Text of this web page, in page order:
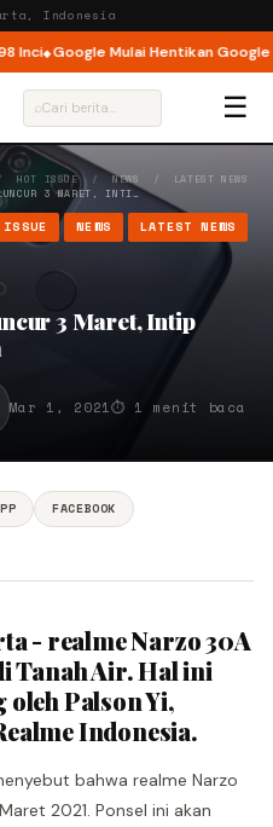
Indonesia
Google Mulai Hentikan Google
⌕ ☰
HOT ISSUE/NEWS /
LATEST NEWS
3 MARET, INTI…
NEWS LATEST NEWS
3 Maret, Intip
Mar 1, 2021⏱ 1 menit baca
FACEBOOK
- realme Narzo 30A
Tanah Air. Hal ini
Palson Yi,
Indonesia.
bahwa realme Narzo
2021. Ponsel ini akan